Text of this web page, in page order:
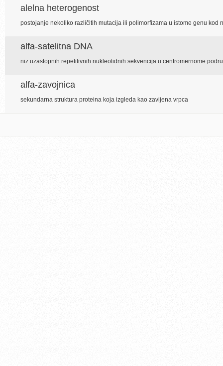
alelna heterogenost
postojanje nekoliko različitih mutacija ili polimorfizama u istome genu kod
alfa-satelitna DNA
niz uzastopnih repetitivnih nukleotidnih sekvencija u centromernome
alfa-zavojnica
sekundarna struktura proteina koja izgleda kao zavijena vrpca